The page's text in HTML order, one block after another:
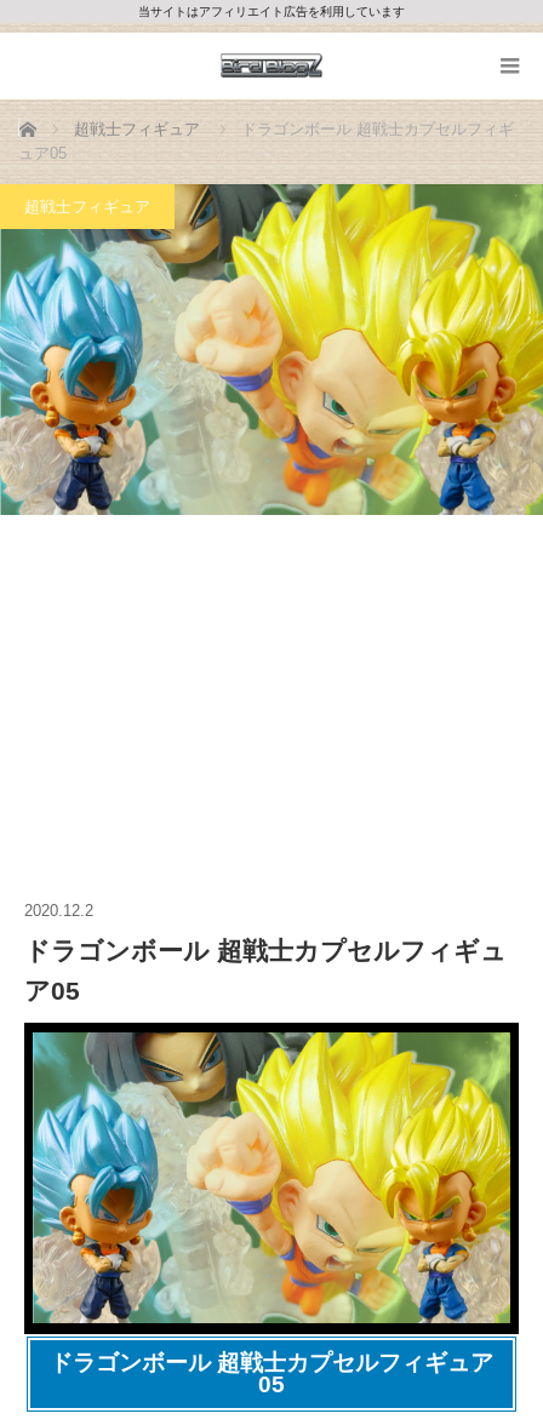
当サイトはアフィリエイト広告を利用しています
ホーム 超戦士フィギュア
ドラゴンボール 超戦士カプセルフィギ
ュア05
超戦士フィギュア
2020.12.2
ドラゴンボール 超戦士カプセルフィギュ
ア05
ドラゴンボール 超戦士カプセルフィギュア
05